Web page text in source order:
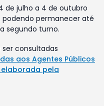
de julho a 4 de outubro
podendo permanecer até
segundo turno.
consultadas
aos Agentes Públicos
elaborada pela